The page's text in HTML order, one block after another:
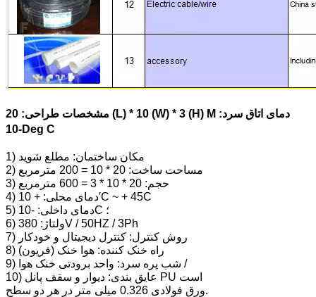
مشخصات طراحی: 20 (L) * 10 (W) * 3 (H) M دمای اتاق سرد:
-10Deg C
1) مکان ساختمان: مطلع شوید
2) مساحت ساخت: 20 * 10 = 200 مترمربع
3) حجم: 20 * 10 * 3 = 600 مترمربع
4) دمای محلی: + 10′C ~ + 45C
5) دمای داخلی: -10C ؛
6) ولتاژ: 380V / 50HZ / 3Ph
7) روش کنترل: کنترل دیجیتال و خودکار
8) راه خنک کننده: هوا خنک (فریون)
9) شب پره سرد: واحد برودتی خنک هوا /
10) عایق بندی: دیوار و سقف پانل PU است
ورق فولادی 0.326 میلی متر در هر دو سطح.